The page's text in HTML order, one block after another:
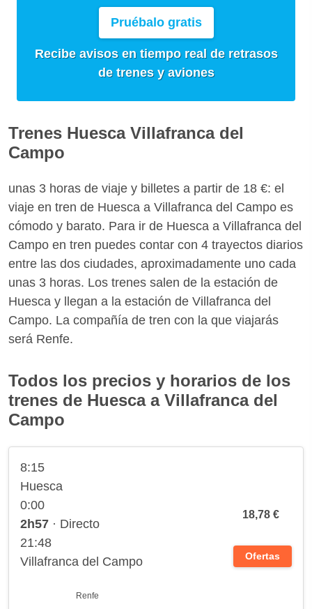
Pruébalo gratis
Recibe avisos en tiempo real de retrasos
de trenes y aviones
Trenes Huesca Villafranca del
Campo
unas 3 horas de viaje y billetes a partir de 18 €: el
viaje en tren de Huesca a Villafranca del Campo es
cómodo y barato. Para ir de Huesca a Villafranca del
Campo en tren puedes contar con 4 trayectos diarios
entre las dos ciudades, aproximadamente uno cada
unas 3 horas. Los trenes salen de la estación de
Huesca y llegan a la estación de Villafranca del
Campo. La compañía de tren con la que viajarás
será Renfe.
Todos los precios y horarios de los
trenes de Huesca a Villafranca del
Campo
8:15
Huesca
0:00
2h57 · Directo
21:48
Villafranca del Campo
Renfe
18,78 €
Ofertas